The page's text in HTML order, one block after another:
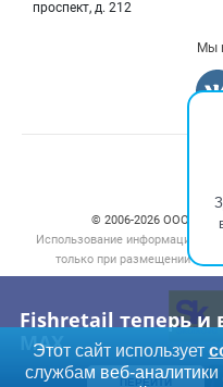
Fishretail теперь и
MAX
ПЕРЕЙТИ
проспект, д. 212
Мы
© 2006‑2026 ООО
Использование информации,
только при размещении
Этот сайт использует
службам веб-